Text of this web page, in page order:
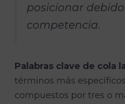
posicionar
competencia.
Palabras clave de cola
términos más
compuestos por tres o